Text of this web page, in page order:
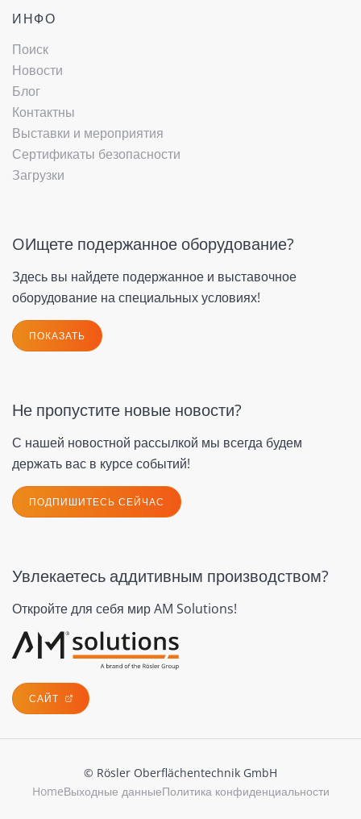
ИНФО
Поиск
Новости
Блог
Контактны
Выставки и мероприятия
Сертификаты безопасности
Загрузки
OИщете подержанное оборудование?
Здесь вы найдете подержанное и выставочное
оборудование на специальных условиях!
ПОКАЗАТЬ
Не пропустите новые новости?
С нашей новостной рассылкой мы всегда будем
держать вас в курсе событий!
ПОДПИШИТЕСЬ СЕЙЧАС
Увлекаетесь аддитивным производством?
Откройте для себя мир AM Solutions!
САЙТ
© Rösler Oberflächentechnik GmbH
HomeВыходные данныеПолитика конфиденциальности